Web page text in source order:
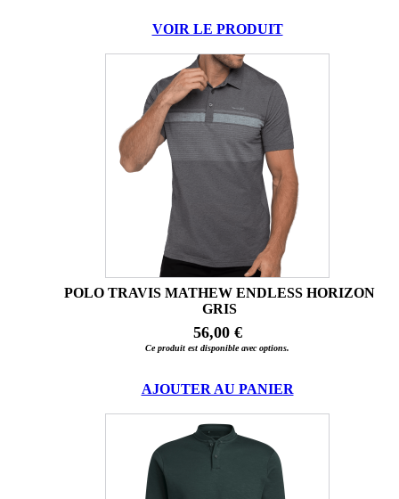
VOIR LE PRODUIT
POLO TRAVIS MATHEW ENDLESS HORIZON
GRIS
56,00 €
Ce produit est disponible avec options.
AJOUTER AU PANIER